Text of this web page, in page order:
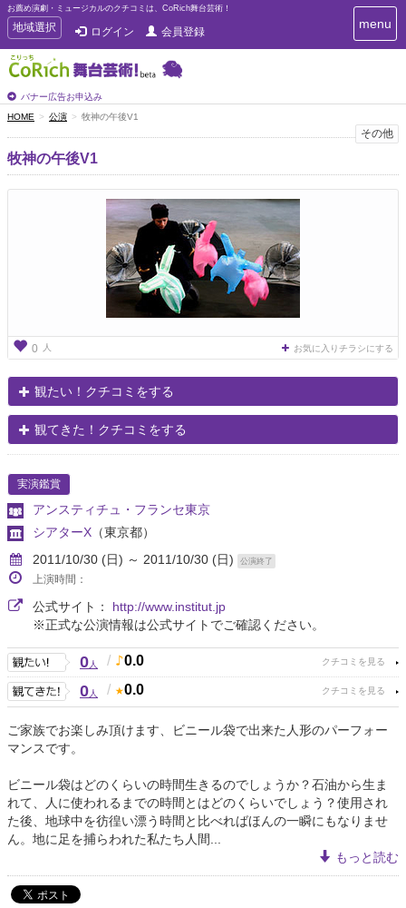
お薦め演劇・ミュージカルのクチコミは、CoRich舞台芸術！
T
o
g
g
e
n
a
v
i
地域選択 ログイン 会員登録
バナー広告お申込み
T
o
n
i
menu
HOME 公演 牧神の午後V1
その他
牧神の午後V1
0 人 お気に入りチラシにする
観たい！クチコミをする
観てきた！クチコミをする
実演鑑賞
アンスティチュ・フランセ東京
シアターX （東京都）
2011/10/30 (日) ～ 2011/10/30 (日)
公演終了
上演時間：
公式サイト： http://www.institut.jp
※正式な公演情報は公式サイトでご確認ください。
0人 / 0.0
0人 / 0.0
ご家族でお楽しみ頂けます、ビニール袋で出来た人形のパーフォー
マンスです。
ビニール袋はどのくらいの時間生きるのでしょうか？石油から生ま
れて、人に使われるまでの時間とはどのくらいでしょう？使用され
た後、地球中を彷徨い漂う時間と比べればほんの一瞬にもなりませ
ん。地に足を捕らわれた私たち人間...
もっと読む